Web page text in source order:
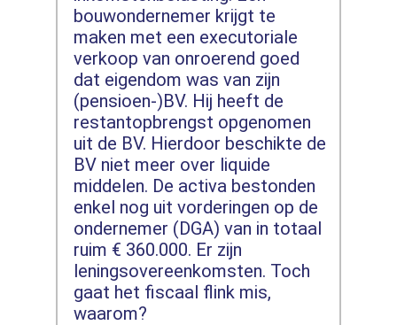
bouwondernemer krijgt te
maken met een executoriale
verkoop van onroerend goed
dat eigendom was van zijn
(pensioen-)BV. Hij heeft de
restantopbrengst opgenomen
uit de BV. Hierdoor beschikte de
BV niet meer over liquide
middelen. De activa bestonden
enkel nog uit vorderingen op de
ondernemer (DGA) van in totaal
ruim € 360.000. Er zijn
leningsovereenkomsten. Toch
gaat het fiscaal flink mis,
waarom?